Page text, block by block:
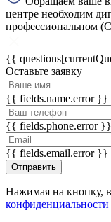
центре необходим
профессиональном
{{
Оставьте заявку
{{ fields.name.error }}
{{ fields.phone.error }}
{{ fields.email.error }}
Отправить
Нажимая на кнопку,
конфиденциальности
online
Свяжитесь с
мессенджер!
WhatsApp
Max